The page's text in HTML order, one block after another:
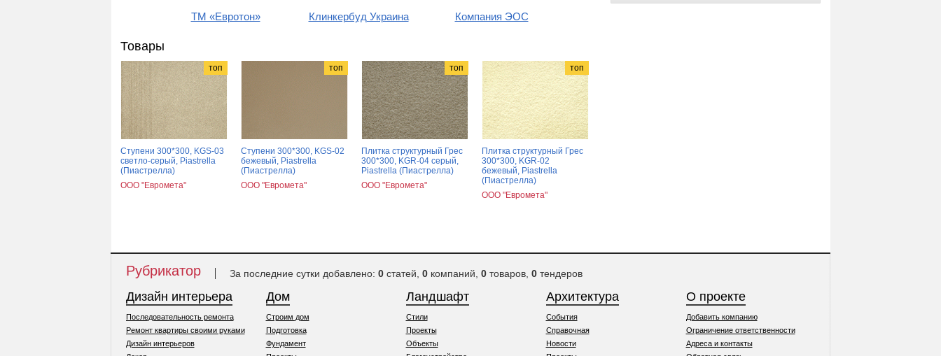
ТМ «Евротон» Клинкербуд Украина Компания ЭОС
Товары
топ
Ступени 300*300, KGS-03
светло-серый, Piastrella
(Пиастрелла)
ООО "Евромета"
топ
Ступени 300*300, KGS-02
бежевый, Piastrella
(Пиастрелла)
ООО "Евромета"
топ
Плитка структурный Грес
300*300, KGR-04 серый,
Piastrella (Пиастрелла)
ООО "Евромета"
топ
Плитка структурный Грес
300*300, KGR-02
бежевый, Piastrella
(Пиастрелла)
ООО "Евромета"
Рубрикатор За последние сутки добавлено: 0статей, 0компаний, 0товаров, 0тендеров
Дизайн интерьера
Последовательность ремонта
Ремонт квартиры своими руками
Дизайн интерьеров
Дом
Строим дом
Подготовка
Фундамент
Ландшафт
Стили
Проекты
Объекты
Архитектура
События
Справочная
Новости
О проекте
Добавить компанию
Ограничение ответственности
Адреса и контакты